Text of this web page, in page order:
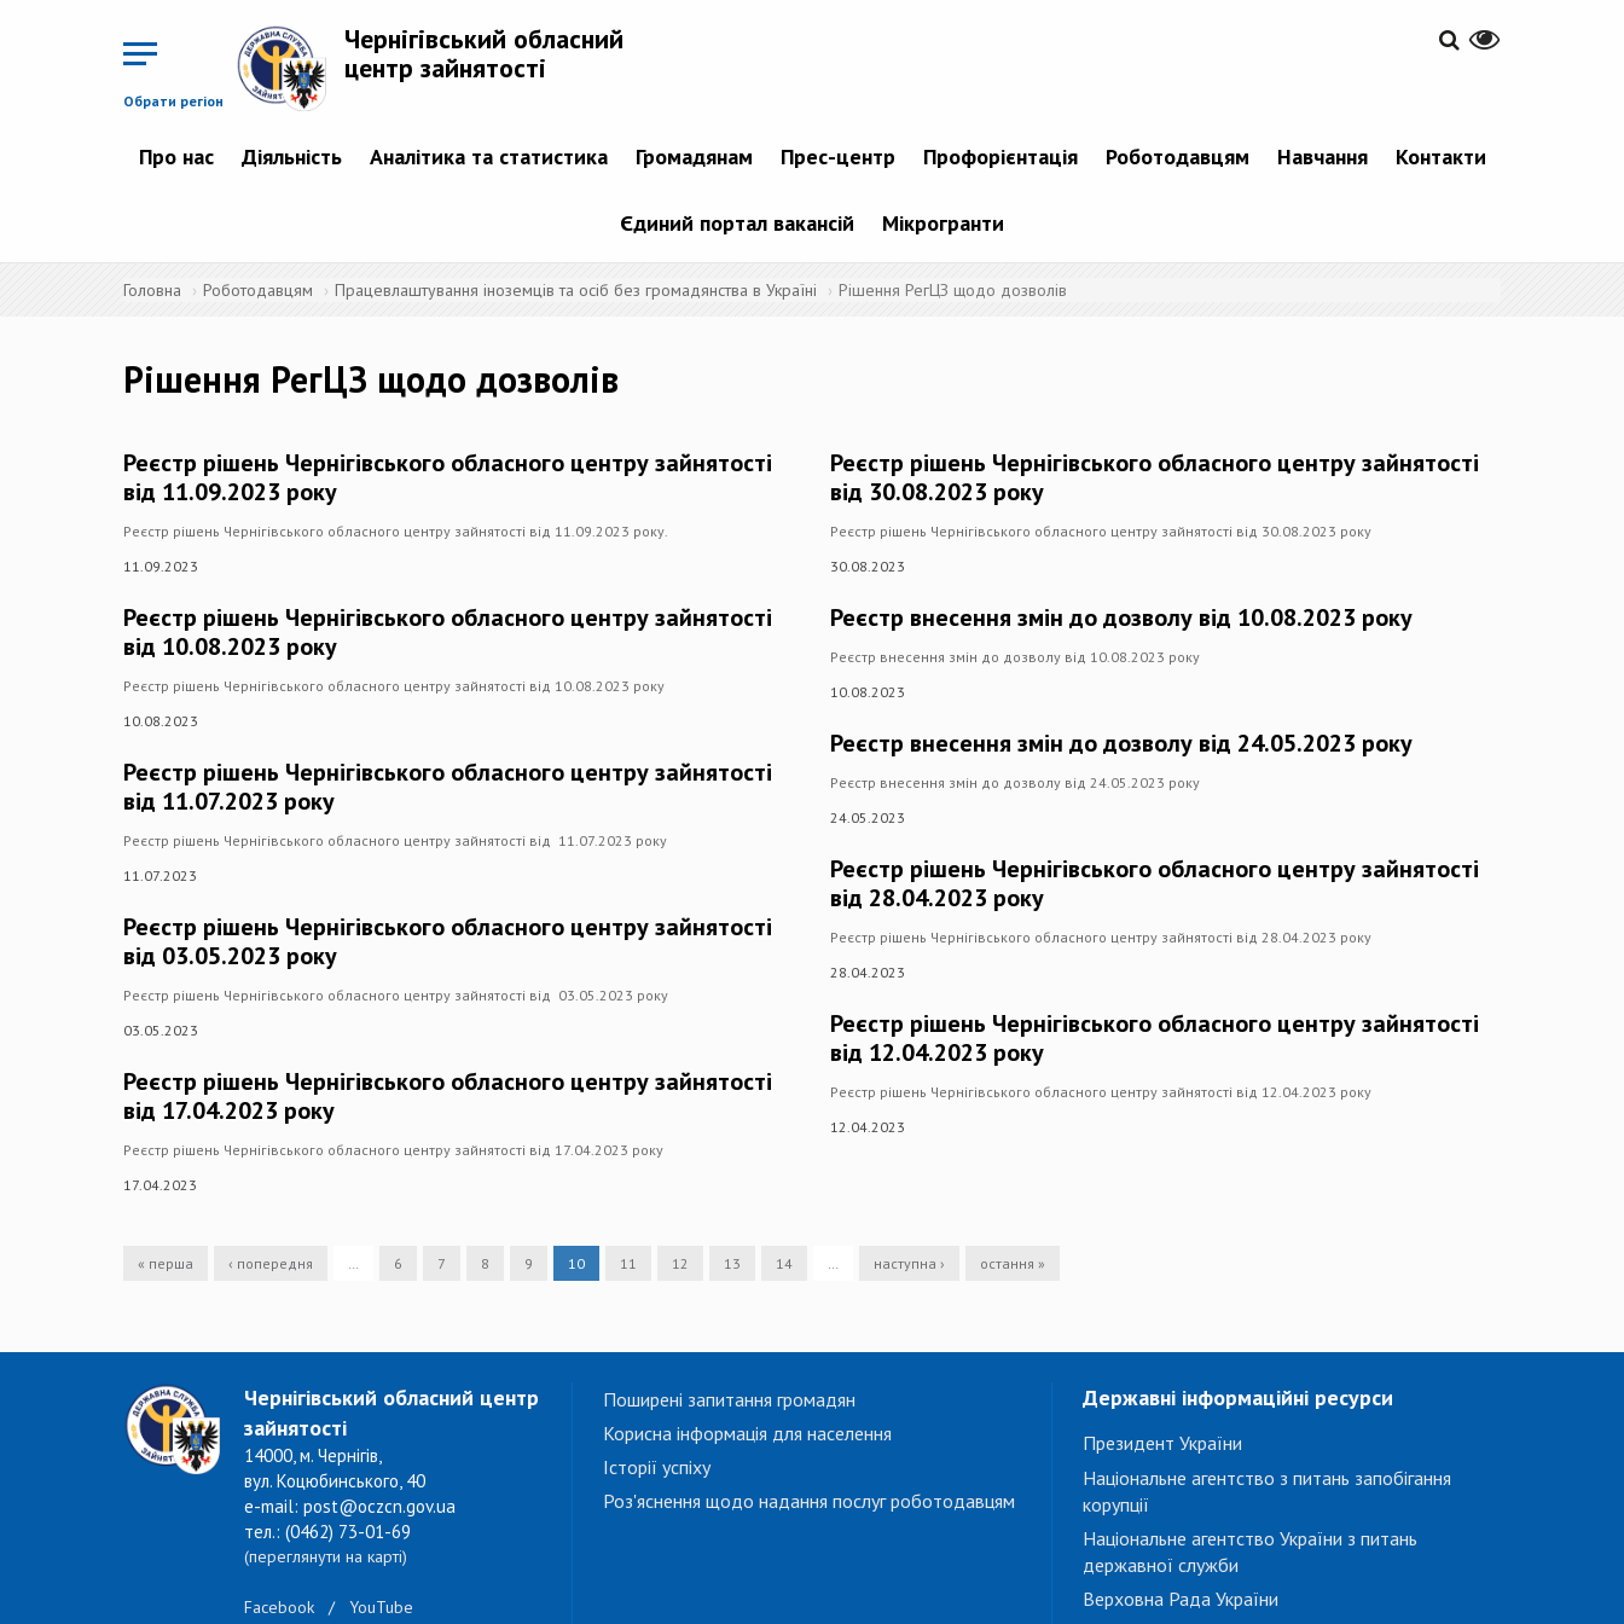
Обрати регіон
Чернігівський обласний
центр зайнятості
Про нас Діяльність Аналітика та статистика Громадянам Прес-центр Профорієнтація Роботодавцям Навчання Контакти
Єдиний портал вакансій Мікрогранти
Головна Роботодавцям Працевлаштування іноземців та осіб без громадянства в Україні Рішення РегЦЗ щодо дозволів
Рішення РегЦЗ щодо дозволів
Реєстр рішень Чернігівського обласного центру зайнятості
від 11.09.2023 року
Реєстр рішень Чернігівського обласного центру зайнятості від 11.09.2023 року.
11.09.2023
Реєстр рішень Чернігівського обласного центру зайнятості
від 10.08.2023 року
Реєстр рішень Чернігівського обласного центру зайнятості від 10.08.2023 року
10.08.2023
Реєстр рішень Чернігівського обласного центру зайнятості
від 11.07.2023 року
Реєстр рішень Чернігівського обласного центру зайнятості від 11.07.2023 року
11.07.2023
Реєстр рішень Чернігівського обласного центру зайнятості
від 03.05.2023 року
Реєстр рішень Чернігівського обласного центру зайнятості від 03.05.2023 року
03.05.2023
Реєстр рішень Чернігівського обласного центру зайнятості
від 17.04.2023 року
Реєстр рішень Чернігівського обласного центру зайнятості від 17.04.2023 року
17.04.2023
Реєстр рішень Чернігівського обласного центру зайнятості
від 30.08.2023 року
Реєстр рішень Чернігівського обласного центру зайнятості від 30.08.2023 року
30.08.2023
Реєстр внесення змін до дозволу від 10.08.2023 року
Реєстр внесення змін до дозволу від 10.08.2023 року
10.08.2023
Реєстр внесення змін до дозволу від 24.05.2023 року
Реєстр внесення змін до дозволу від 24.05.2023 року
24.05.2023
Реєстр рішень Чернігівського обласного центру зайнятості
від 28.04.2023 року
Реєстр рішень Чернігівського обласного центру зайнятості від 28.04.2023 року
28.04.2023
Реєстр рішень Чернігівського обласного центру зайнятості
від 12.04.2023 року
Реєстр рішень Чернігівського обласного центру зайнятості від 12.04.2023 року
12.04.2023
« перша ‹ попередня 6 7 8 9 10 11 12 13 14 наступна › остання »
Чернігівський обласний центр
зайнятості
14000, м. Чернігів,
вул. Коцюбинського, 40
e-mail: post@oczcn.gov.ua
тел.: (0462) 73-01-69
(переглянути на карті)
Facebook / YouTube
Поширені запитання громадян
Корисна інформація для населення
Історії успіху
Роз'яснення щодо надання послуг роботодавцям
Державні інформаційні ресурси
Президент України
Національне агентство з питань запобігання
корупції
Національне агентство України з питань
державної служби
Верховна Рада України